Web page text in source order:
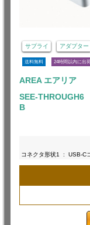
サプライ アダプター
送料無料 24時間以内に出
AREA エアリア
SEE-
B
コネクタ形状1
: USB-C